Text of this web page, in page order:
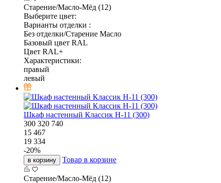
Старение/Масло-Мёд (12)
Выберите цвет:
Варианты отделки :
Без отделки/Старение Масло
Базовый цвет RAL
Цвет RAL+
Характеристики:
правый
левый
Шкаф настенный Классик Н-11 (300)
300 320 740
15 467
19 334
-20%
в корзину Товар в корзине
Старение/Масло-Мёд (12)